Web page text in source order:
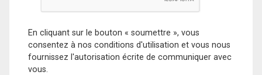
En cliquant sur le bouton « soumettre », vous
consentez à nos conditions d'utilisation et vous nous
fournissez l'autorisation écrite de communiquer avec
vous.